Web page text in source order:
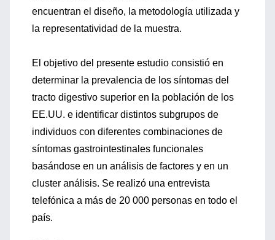
encuentran el diseño, la metodología utilizada y
la representatividad de la muestra.
El objetivo del presente estudio consistió en
determinar la prevalencia de los síntomas del
tracto digestivo superior en la población de los
EE.UU. e identificar distintos subgrupos de
individuos con diferentes combinaciones de
síntomas gastrointestinales funcionales
basándose en un análisis de factores y en un
cluster análisis. Se realizó una entrevista
telefónica a más de 20 000 personas en todo el
país.